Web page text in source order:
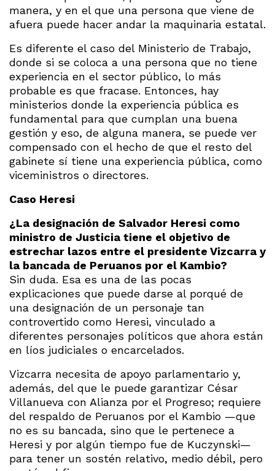
manera, y en el que una persona que viene de
afuera puede hacer andar la maquinaria estatal.
Es diferente el caso del Ministerio de Trabajo,
donde si se coloca a una persona que no tiene
experiencia en el sector público, lo más
probable es que fracase. Entonces, hay
ministerios donde la experiencia pública es
fundamental para que cumplan una buena
gestión y eso, de alguna manera, se puede ver
compensado con el hecho de que el resto del
gabinete sí tiene una experiencia pública, como
viceministros o directores.
Caso Heresi
¿La designación de Salvador Heresi como
ministro de Justicia tiene el objetivo de
estrechar lazos entre el presidente Vizcarra y
la bancada de Peruanos por el Kambio?
Sin duda. Esa es una de las pocas
explicaciones que puede darse al porqué de
una designación de un personaje tan
controvertido como Heresi, vinculado a
diferentes personajes políticos que ahora están
en líos judiciales o encarcelados.
Vizcarra necesita de apoyo parlamentario y,
además, del que le puede garantizar César
Villanueva con Alianza por el Progreso; requiere
del respaldo de Peruanos por el Kambio —que
no es su bancada, sino que le pertenece a
Heresi y por algún tiempo fue de Kuczynski—
para tener un sostén relativo, medio débil, pero